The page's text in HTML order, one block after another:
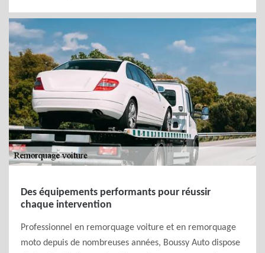
Des équipements performants pour réussir
chaque intervention
Professionnel en remorquage voiture et en remorquage
moto depuis de nombreuses années, Boussy Auto dispose